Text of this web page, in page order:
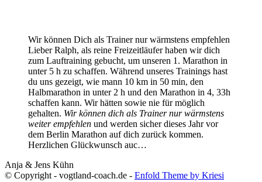
Wir können Dich als Trainer nur wärmstens empfehlen
Lieber Ralph, als reine Freizeitläufer haben wir dich
zum Lauftraining gebucht, um unseren 1. Marathon in
unter 5 h zu schaffen. Während unseres Trainings hast
du uns gezeigt, wie mann 10 km in 50 min, den
Halbmarathon in unter 2 h und den Marathon in 4, 33h
schaffen kann. Wir hätten sowie nie für möglich
gehalten. Wir können dich als Trainer nur wärmstens
weiter empfehlen und werden sicher dieses Jahr vor
dem Berlin Marathon auf dich zurück kommen.
Herzlichen Glückwunsch auc…
Anja & Jens Kühn
© Copyright - vogtland-coach.de - Enfold Theme by Kriesi